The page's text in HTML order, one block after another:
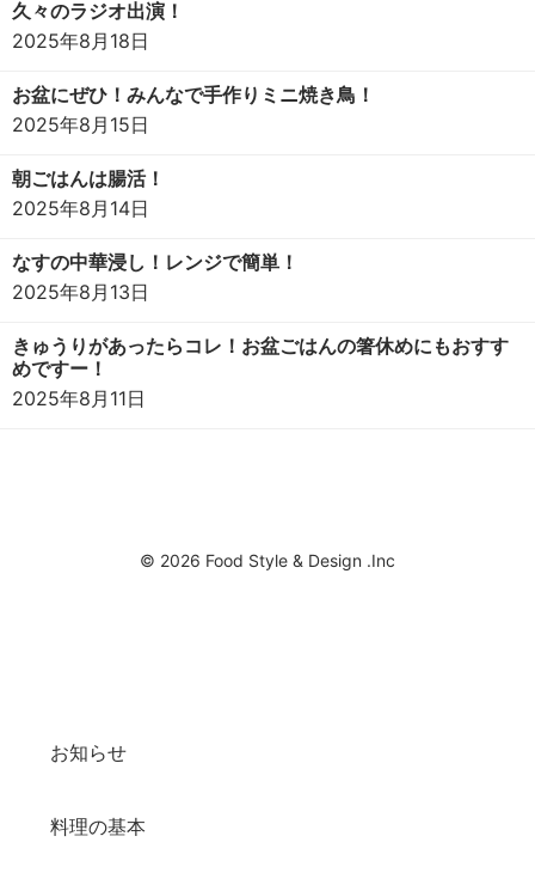
久々のラジオ出演！
2025年8月18日
お盆にぜひ！みんなで手作りミニ焼き鳥！
2025年8月15日
朝ごはんは腸活！
2025年8月14日
なすの中華浸し！レンジで簡単！
2025年8月13日
きゅうりがあったらコレ！お盆ごはんの箸休めにもおすす
めですー！
2025年8月11日
© 2026 Food Style & Design .Inc
お知らせ
料理の基本